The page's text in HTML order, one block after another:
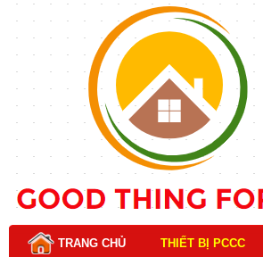
TRANG CHỦ THIẾT BỊ PCCC